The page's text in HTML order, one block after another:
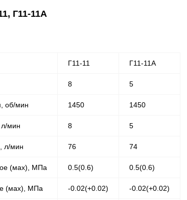
Г11-11А
Г11-11 Г11-11А
8 5
об/мин 1450 1450
мин 8 5
л/мин 76 74
(мах), МПа 0.5(0.6) 0.5(0.6)
(мах), МПа -0.02(+0.02) -0.02(+0.02)